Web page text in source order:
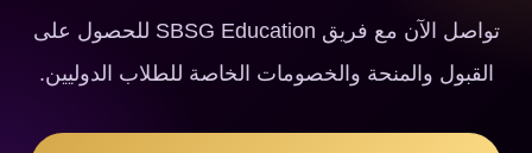
تواصل الآن مع فريق SBSG Education للحصول على
القبول والمنحة والخصومات الخاصة للطلاب الدوليين.